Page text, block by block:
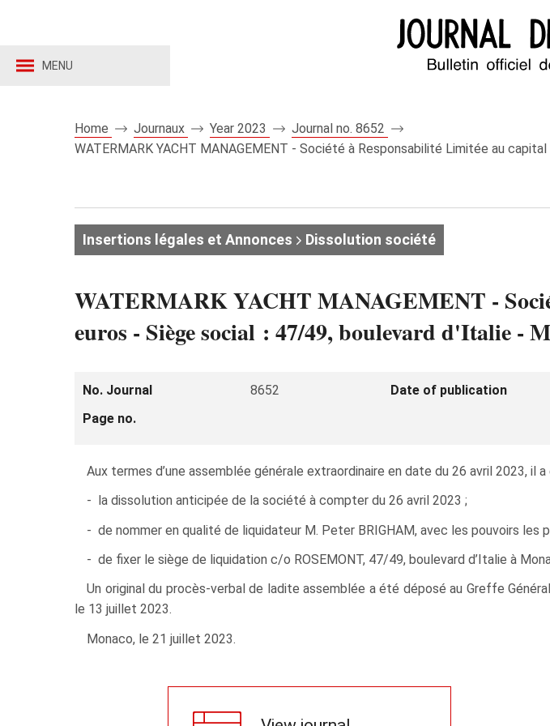
MENU
Home Journaux Year 2023
Journal no. 8652
WATERMARK YACHT MANAGEMENT - Société à Responsabilité Limitée au
Insertions légales et Annonces Dissolution société
WATERMARK YACHT MANAGEMENT -
euros - Siège social : 47/49, boulevard d'Italie
No. Journal 8652 Date of publication
Page no.
Aux termes d’une assemblée générale extraordinaire en date du 26 avril 2023, il
- la dissolution anticipée de la société à compter du 26 avril 2023 ;
- de nommer en qualité de liquidateur M. Peter BRIGHAM, avec les pouvoirs les
- de fixer le siège de liquidation c/o ROSEMONT, 47/49, boulevard d’Italie à
Un original du procès-verbal de ladite assemblée a été déposé au Greffe
le 13 juillet 2023.
Monaco, le 21 juillet 2023.